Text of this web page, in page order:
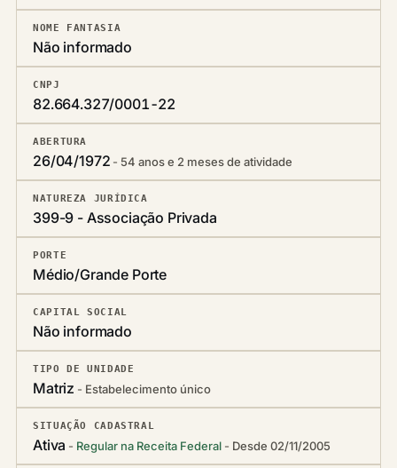
NOME FANTASIA
Não informado
CNPJ
82.664.327/0001-22
ABERTURA
26/04/1972 54 anos e 2 meses de atividade
NATUREZA JURÍDICA
399-9 - Associação Privada
PORTE
Médio/Grande Porte
CAPITAL SOCIAL
Não informado
TIPO DE UNIDADE
Matriz Estabelecimento único
SITUAÇÃO CADASTRAL
Ativa Regular na Receita Federal Desde 02/11/2005